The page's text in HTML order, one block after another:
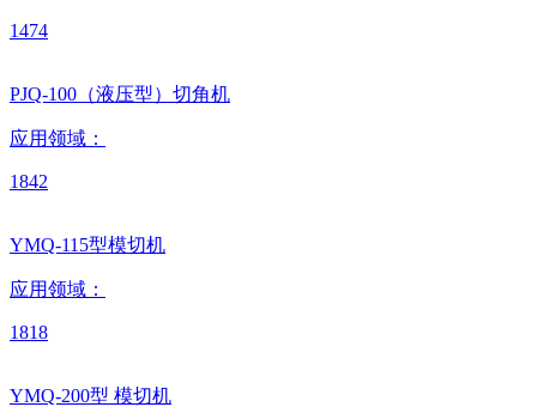
1474
PJQ-100（液压型）切角机
应用领域：
1842
YMQ-115型模切机
应用领域：
1818
YMQ-200型 模切机